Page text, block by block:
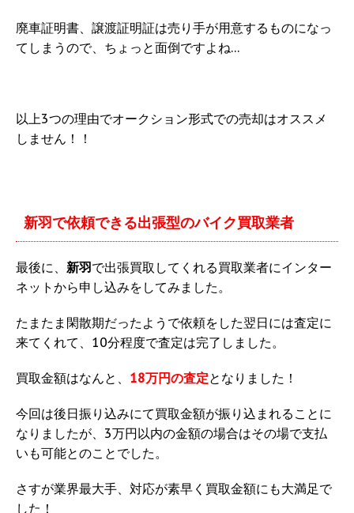
廃車証明書、譲渡証明証は売り手が用意するものになっ
てしまうので、ちょっと面倒ですよね…
以上3つの理由でオークション形式での売却はオススメ
しません！！
新羽で依頼できる出張型のバイク買取業者
最後に、 新羽で出張買取してくれる買取業者にインター
ネットから申し込みをしてみました。
たまたま閑散期だったようで依頼をした翌日には査定に
来てくれて、10分程度で査定は完了しました。
買取金額はなんと、 18万円の査定となりました！
今回は後日振り込みにて買取金額が振り込まれることに
なりましたが、3万円以内の金額の場合はその場で支払
いも可能とのことでした。
さすが業界最大手、対応が素早く買取金額にも大満足で
した！